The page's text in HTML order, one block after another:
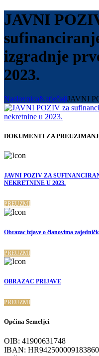
JAVNI
izgradnje
2023.
NaslovnicaNatječajiJAVNI
DOKUMENTI ZA
JAVNI POZIV ZA
NEKRETNINE U 2023.
PREUZMI
Obrazac izjave o članovima
PREUZMI
OBRAZAC PRIJAVE
PREUZMI
Općina Semeljci
OIB: 41900631748
IBAN: